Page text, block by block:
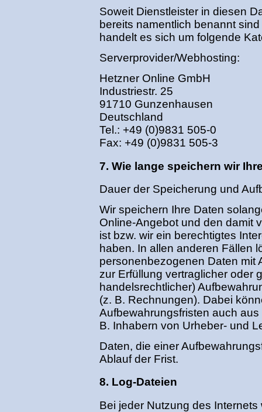
Soweit Dienstleister in diesen
bereits namentlich benannt
handelt es sich um folgende
Serverprovider/Webhosting:
Hetzner Online GmbH
Industriestr. 25
91710 Gunzenhausen
Deutschland
Tel.: +49 (0)9831 505-0
Fax: +49 (0)9831 505-3
7. Wie lange speichern wir
Dauer der Speicherung und
Wir speichern Ihre Daten
Online-Angebot und den damit
ist bzw. wir ein berechtigtes
haben. In allen anderen Fällen
personenbezogenen Daten mit
zur Erfüllung vertraglicher oder
handelsrechtlicher)
(z. B. Rechnungen). Dabei
Aufbewahrungsfristen auch
B. Inhabern von Urheber- und
Daten, die einer
Ablauf der Frist.
8. Log-Dateien
Bei jeder Nutzung des